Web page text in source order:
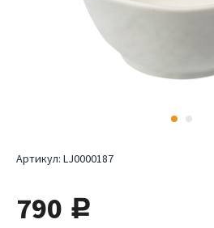
Артикул: LJ0000187
790 руб.